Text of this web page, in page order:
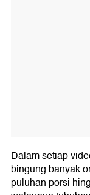
Dalam setiap
bingung banyak
puluhan porsi